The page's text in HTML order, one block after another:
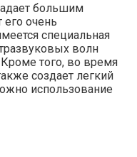
большим
его очень
специальная
волн
того, во время
создает легкий
использование